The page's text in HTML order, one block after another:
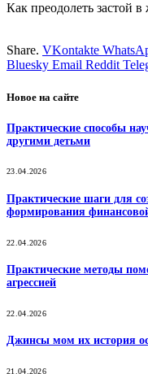
Как преодолеть застой
Share. VKontakte
Bluesky Email ‏Reddit
Новое на сайте
Практические способы
другими детьми
23.04.2026
Практические шаги для
формирования
22.04.2026
Практические методы
агрессией
22.04.2026
Джинсы мом их история
21.04.2026